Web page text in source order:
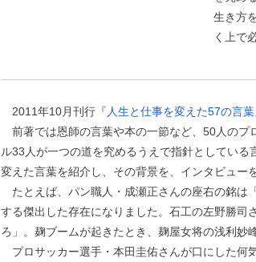
生き方
く上で
2011年10月刊行『 人生と仕事を変えた57の言葉
前著では恩師の言葉や本の一節など、50人のプ
ル33人が一つの道を究めるうえで指針としてい
変えた言葉を紹介し、その背景を、インタビュー
たとえば、パン職人・成瀬正さんの座右の銘は
する傑出した存在になりました。石工の左野勝司
ろ」。麹ブームが起きたとき、麹屋女将の浅利妙
プロサッカー選手・本田圭佑さんが口にした何